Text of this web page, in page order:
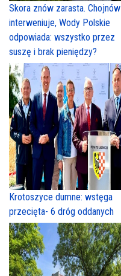
Skora znów zarasta. Chojnów
interweniuje, Wody Polskie
odpowiada: wszystko przez
suszę i brak pieniędzy?
Krotoszyce dumne: wstęga
przecięta- 6 dróg oddanych